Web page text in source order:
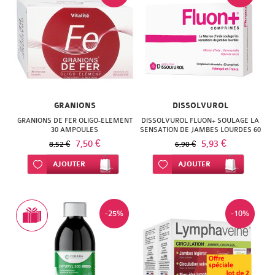
NATURACTIVE
NATURAL
NUTRITION
NATURE'S
NORDIC
NUTERGIA
NUTRISANTE
OENOBIOL
BAIN
LE
SENS
MELVITA
&
GRANIONS
GRANIONS DE FER OLIGO-ELEMENT
30 AMPOULES
8,52 € 7,50 €
Ajouter à ma liste d’envie
AJOUTER
DISSOLVUROL
DISSOLVUROL FLUON+ SOULAGE LA
SENSATION DE JAMBES LOURDES 60
COMPRIMES
6,90 € 5,93 €
Ajouter à ma liste d’envie
AJOUTER
-25% -10%